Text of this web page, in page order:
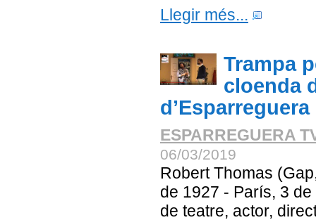
Llegir més...
Trampa
cloenda
d’Esparreguera
ESPARREGUERA
06/03/2019
Robert Thomas
de 1927 - París, 3
de teatre, actor,